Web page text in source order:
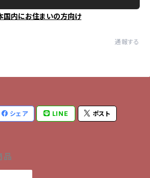
国内にお住まいの方向け
通報する
シェア LINE ポスト
品